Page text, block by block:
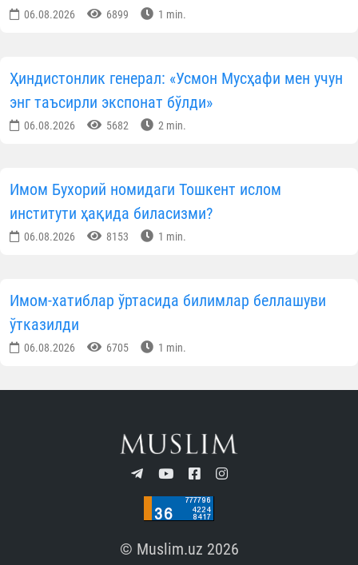
06.08.2026 6899 1 min.
Ҳиндистонлик генерал: «Усмон Мусҳафи мен учун
энг таъсирли экспонат бўлди»
06.08.2026 5682 2 min.
Имом Бухорий номидаги Тошкент ислом
институти ҳақида биласизми?
06.08.2026 8153 1 min.
Имом-хатиблар ўртасида билимлар беллашуви
ўтказилди
06.08.2026 6705 1 min.
© Muslim.uz 2026